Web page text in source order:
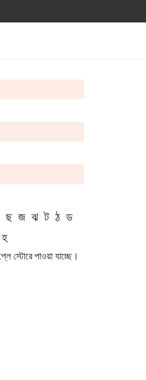
ছ জ ঝ ট ঠ ড
হ
স্টোরে পাওয়া যাচ্ছে।